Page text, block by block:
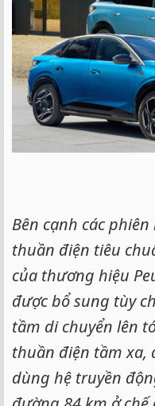
Bên cạnh các
thuần điện tiêu
của thương hiệu
được bổ sung tùy
tầm di chuyển lên
thuần điện tầm xa,
dùng hệ truyền